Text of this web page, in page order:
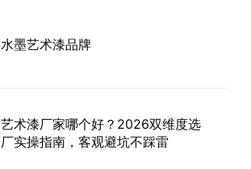
水墨艺术漆品牌
艺术漆厂家哪个好？2026双维度选
厂实操指南，客观避坑不踩雷